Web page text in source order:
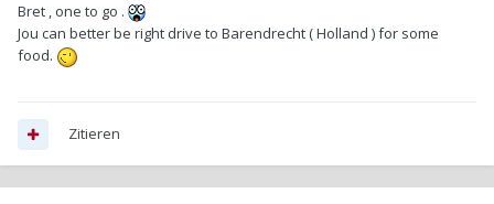
Bret , one to go .
Jou can better be right drive to Barendrecht ( Holland ) for some
food.
Zitieren